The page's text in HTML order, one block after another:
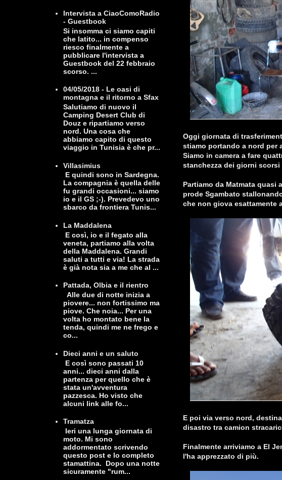
Oggi giornata di
stiamo portando a nord per
Siamo in camera a fare
stanchezza dei giorni
Partiamo da Matmata quasi
prode Sgambato
che non giova esattamente
E poi via verso nord,
disastro tra camion
Finalmente arriviamo a El
l'ha apprezzato di più.
Intervista a CiaoComoRadio
- Guestbook
Si insomma ci siamo capiti
che latito... in compenso
riesco finalmente a
pubblicare l'intervista a
Guestbook del 22 febbraio
scorso. ...
04/05/2018 - Le oasi di
montagna e il ritorno a Sfax
Salutiamo di nuovo il
Camping Desert Club di
Douz e ripartiamo verso
nord. Una cosa che
abbiamo capito di questo
viaggio in Tunisia è che pr...
Villasimius
E quindi sono in Sardegna.
La compagnia è quella delle
fu grandi occasioni... siamo
io e il GS ;-). Prevedevo uno
sbarco da frontiera Tunis...
La Maddalena
E così, io e il fegato alla
veneta, partiamo alla volta
della Maddalena. Grandi
saluti a tutti e via! La strada
è già nota sia a me che al ...
Pattada, Olbia e il rientro
Alle due di notte inizia a
piovere... non fortissimo ma
piove. Che noia... Per una
volta ho montato bene la
tenda, quindi me ne frego e
co...
Dieci anni e un saluto
E così sono passati 10
anni... dieci anni dalla
partenza per quello che è
stata un'avventura
pazzesca. Ho visto che
alcuni link alle fo...
Tramatza
Ieri una lunga giornata di
moto. Mi sono
addormentato scrivendo
questo post e lo completo
stamattina. Dopo una notte
sicuramente "rum...